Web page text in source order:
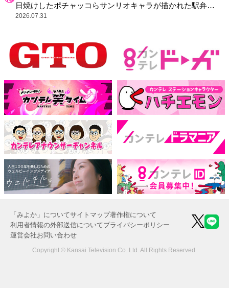
日焼けしたポチャッコらサンリオキャラが描かれた駅弁や
グッズが登場
2026.07.31
「みよか」についてサイトマップ著作権について
利用者情報の外部送信についてプライバシーポリシー
運営会社お問い合わせ
Copyright © Kansai Television Co. Ltd. All Rights Reserved.